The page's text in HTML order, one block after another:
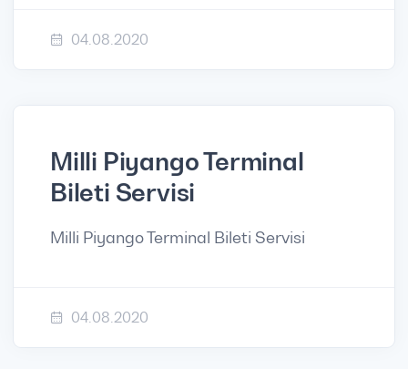
04.08.2020
Milli Piyango Terminal
Bileti Servisi
Milli Piyango Terminal Bileti Servisi
04.08.2020